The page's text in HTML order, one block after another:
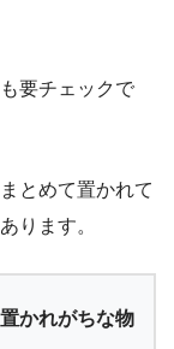
要チェックで
とめて置かれて
ります。
かれがちな物